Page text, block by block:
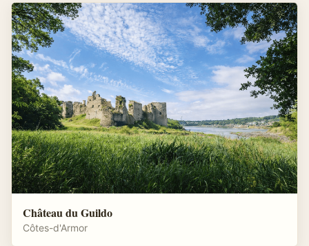
Château du Guildo
Côtes-d'Armor